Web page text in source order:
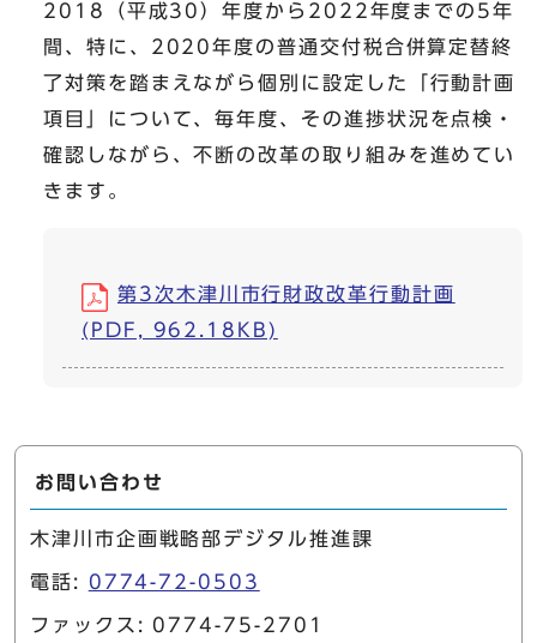
2018（平成30）年度から2022年度までの5年
間、特に、2020年度の普通交付税合併算定替終
了対策を踏まえながら個別に設定した「行動計画
項目」について、毎年度、その進捗状況を点検・
確認しながら、不断の改革の取り組みを進めてい
きます。
第3次木津川市行財政改革行動計画
(PDF, 962.18KB)
お問い合わせ
木津川市企画戦略部デジタル推進課
電話: 0774-72-0503
ファックス: 0774-75-2701